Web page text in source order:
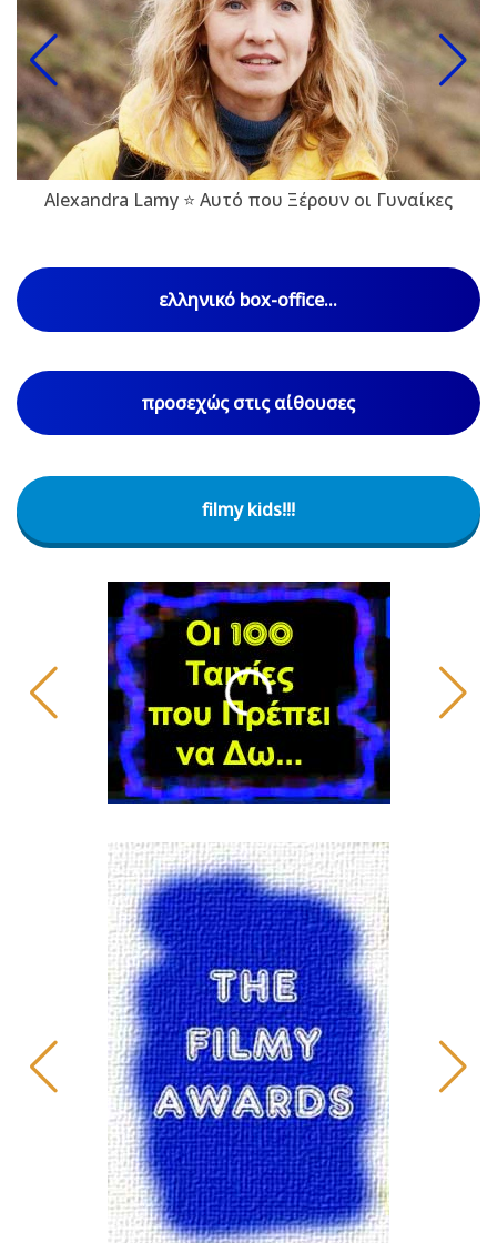
Alexandra Lamy ⭐ Αυτό που Ξέρουν οι Γυναίκες
ελληνικό box-office...
προσεχώς στις αίθουσες
filmy kids!!!